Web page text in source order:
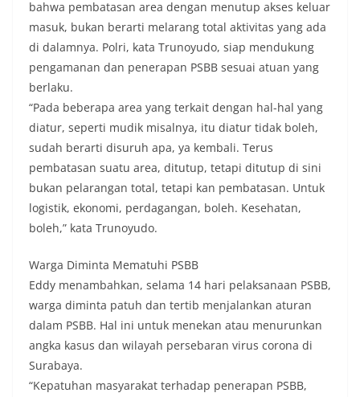
bahwa pembatasan area dengan menutup akses keluar
masuk, bukan berarti melarang total aktivitas yang ada
di dalamnya. Polri, kata Trunoyudo, siap mendukung
pengamanan dan penerapan PSBB sesuai atuan yang
berlaku.
“Pada beberapa area yang terkait dengan hal-hal yang
diatur, seperti mudik misalnya, itu diatur tidak boleh,
sudah berarti disuruh apa, ya kembali. Terus
pembatasan suatu area, ditutup, tetapi ditutup di sini
bukan pelarangan total, tetapi kan pembatasan. Untuk
logistik, ekonomi, perdagangan, boleh. Kesehatan,
boleh,” kata Trunoyudo.
Warga Diminta Mematuhi PSBB
Eddy menambahkan, selama 14 hari pelaksanaan PSBB,
warga diminta patuh dan tertib menjalankan aturan
dalam PSBB. Hal ini untuk menekan atau menurunkan
angka kasus dan wilayah persebaran virus corona di
Surabaya.
“Kepatuhan masyarakat terhadap penerapan PSBB,